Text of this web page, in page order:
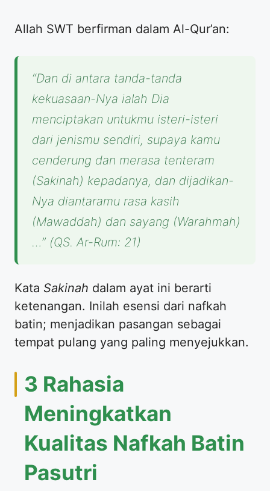
​Allah SWT berfirman dalam Al-Qur’an:
“Dan di antara tanda-tanda
kekuasaan-Nya ialah Dia
menciptakan untukmu isteri-isteri
dari jenismu sendiri, supaya kamu
cenderung dan merasa tenteram
(Sakinah) kepadanya, dan dijadikan-
Nya diantaramu rasa kasih
(Mawaddah) dan sayang (Warahmah)
…” (QS. Ar-Rum: 21)
​Kata Sakinah dalam ayat ini berarti
ketenangan. Inilah esensi dari nafkah
batin; menjadikan pasangan sebagai
tempat pulang yang paling menyejukkan.
​3 Rahasia
Meningkatkan
Kualitas Nafkah Batin
Pasutri